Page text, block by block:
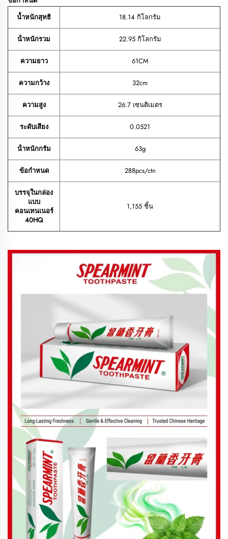
น้ำหนักสุทธิ
18.14 กิโลกรัม
น้ําหนักรวม 22.95 กิโลกรัม
ความยาว 61CM
ความกว้าง 32cm
ความสูง 26.7 เซนติเมตร
ระดับเสียง 0.0521
น้ําหนักกรัม 63g
ข้อกำหนด 288pcs/ctn
บรรจุในกล่อง
แบบ
คอนเทนเนอร์
40HQ
1,155 ชิ้น